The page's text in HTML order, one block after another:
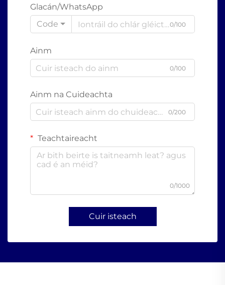
Glacán/WhatsApp
Code
0/100
Ainm
0/100
Ainm na Cuideachta
0/200
Teachtaireacht
0/1000
Cuir isteach